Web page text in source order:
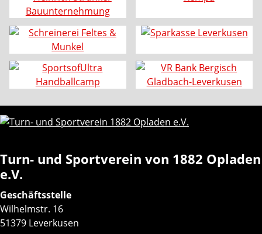
Turn- und Sportverein von 1882 Opladen
e.V.
Geschäftsstelle
Wilhelmstr. 16
51379 Leverkusen